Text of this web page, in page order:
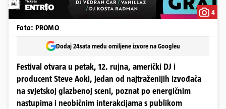
4
Foto: PROMO
Dodaj 24sata među omiljene izvore na Googleu
Festival otvara u petak, 12. rujna, američki DJ i
producent Steve Aoki, jedan od najtraženijih izvođača
na svjetskoj glazbenoj sceni, poznat po energičnim
nastupima i neobičnim interakcijama s publikom